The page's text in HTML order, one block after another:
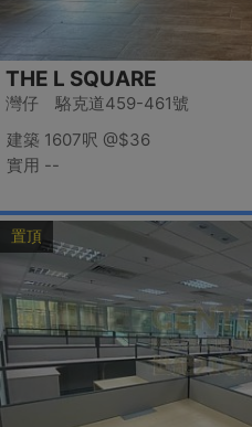
THE L SQUARE
灣仔 駱克道459-461號
建築 1607呎 @$36
實用 --
置頂